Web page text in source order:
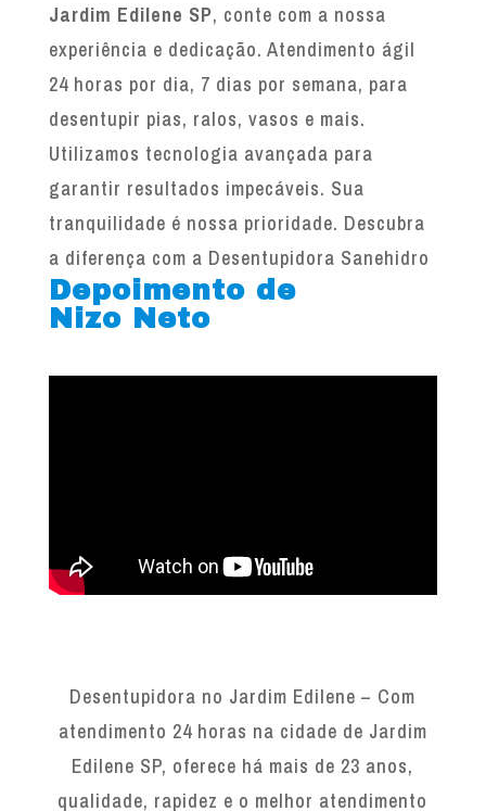
Jardim Edilene SP, conte com a nossa
experiência e dedicação. Atendimento ágil
24 horas por dia, 7 dias por semana, para
desentupir pias, ralos, vasos e mais.
Utilizamos tecnologia avançada para
garantir resultados impecáveis. Sua
tranquilidade é nossa prioridade. Descubra
a diferença com a Desentupidora Sanehidro
Depoimento de
Nizo Neto
Desentupidora no Jardim Edilene – Com
atendimento 24 horas na cidade de Jardim
Edilene SP, oferece há mais de 23 anos,
qualidade, rapidez e o melhor atendimento